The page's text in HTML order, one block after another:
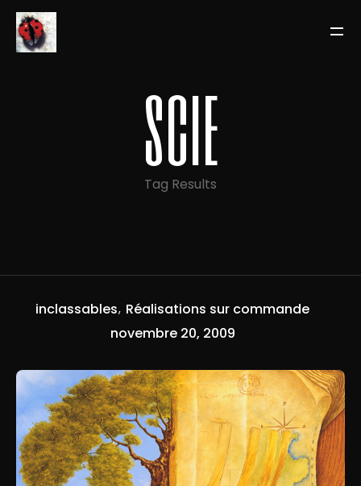
scie
Tag Results
inclassables Réalisations sur commande
novembre 20, 2009